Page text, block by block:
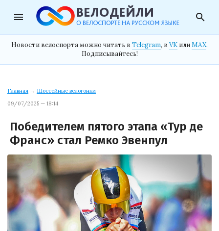
menu search
Новости велоспорта можно читать в Telegram, в VK илиMAX.
Подписывайтесь!
Главная → Шоссейные велогонки
09/07/2025 — 18:14
Победителем пятого этапа «Тур де
Франс» стал Ремко Эвенпул